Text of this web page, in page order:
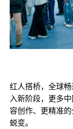
红人搭桥，全球
入新阶段，更多
容创作、更精准
蜕变。